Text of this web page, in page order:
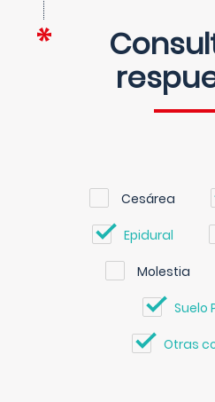
Cesárea
Epidural
Molestia
Suelo
Otras